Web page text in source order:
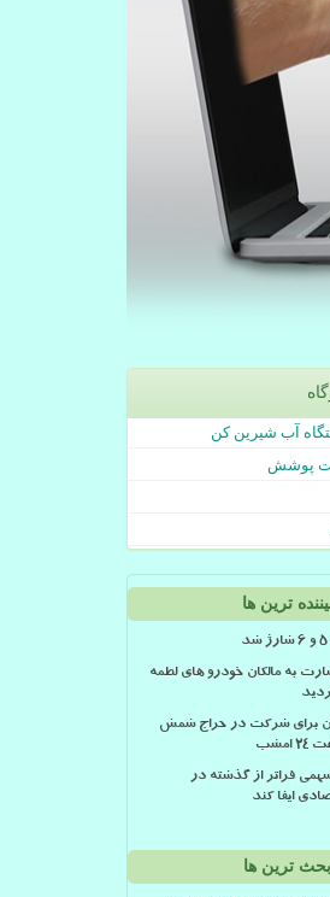
آب شیرین کن
پوشش
ترین ها
خسارت به مالکان خودرو های لطمه
برای شرکت در حراج شمش
فراتر از گذشته در
ایفا کند
ترین ها